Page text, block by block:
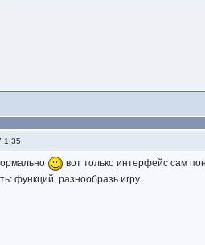
1:35
вот только интерфейс сам
функций, разнообразь игру...